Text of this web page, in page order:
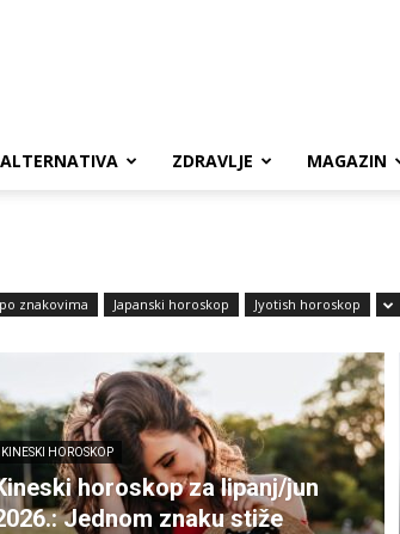
ALTERNATIVA ZDRAVLJE MAGAZIN
znakovima Japanski horoskop Jyotish horoskop
KINESKI HOROSKOP
horoskop za lipanj/jun
Jednom znaku stiže